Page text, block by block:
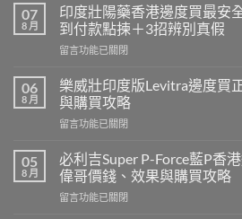
07
8 月
印度壯陽藥香港邊度買最安
到付款點揀＋3招辨別真假
在
度
壯
陽
藥
港
邊
度
買
留言功能已關閉
06
8 月
樂威壯印度版Levitra邊度買
與購買攻略
在
威
壯
印
度
留言功能已關閉
05
8 月
必利吉Super P-Force藍P香
偉哥價錢、效果與購買攻略
在
留言功能已關閉